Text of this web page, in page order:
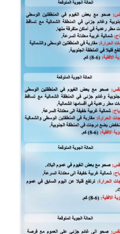
المرحلة الاعدادية
كتب مدرسية
المرحلة الابتدائية
المرحلة المتوسطة
المرحلة الاعدادية
ملازم دراسية
المرحلة الابتدائية
المرحلة المتوسطة
المرحلة الاعدادية